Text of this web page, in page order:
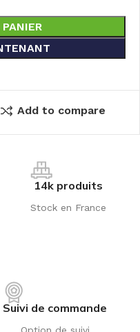
Add to compare
14k produits
Stock en France
Suivi de commande
Option de suivi